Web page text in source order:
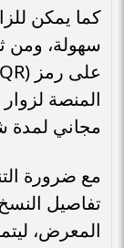
كما يمكن
سهولة، ومن
المنصة
مجاني لمدة
مع ضرورة
تفاصيل
المعرض،